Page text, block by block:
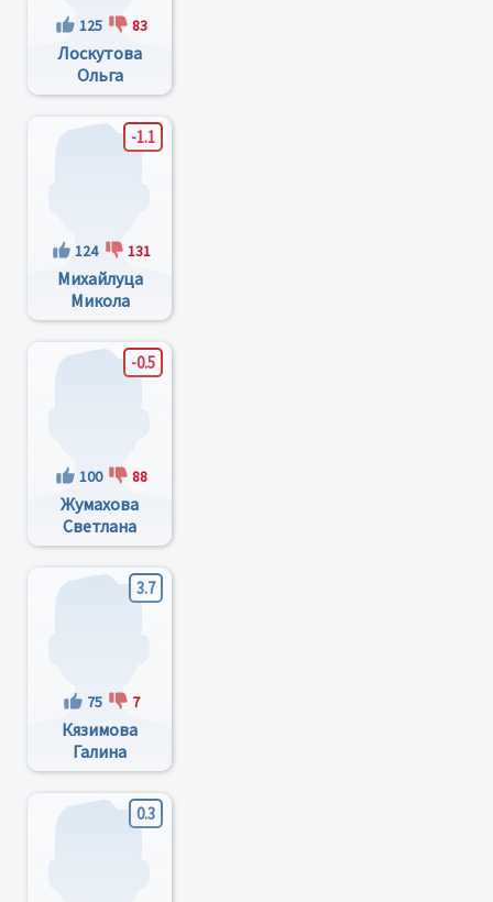
125 83
Лоскутова
Ольга
Анатольевна
-1.1
124 131
Михайлуца
Микола
Іванович
-0.5
100 88
Жумахова
Светлана
Васильевна
3.7
75 7
Кязимова
Галина
Фёдоровна
0.3